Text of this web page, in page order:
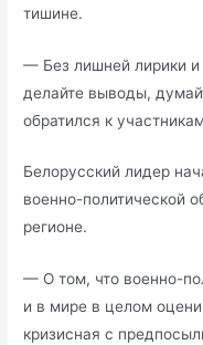
тишине.
— Без лишней лирики и
делайте выводы,
обратился к
Белорусский лидер
военно-политической
регионе.
— О том, что военно-
и в мире в целом
кризисная с